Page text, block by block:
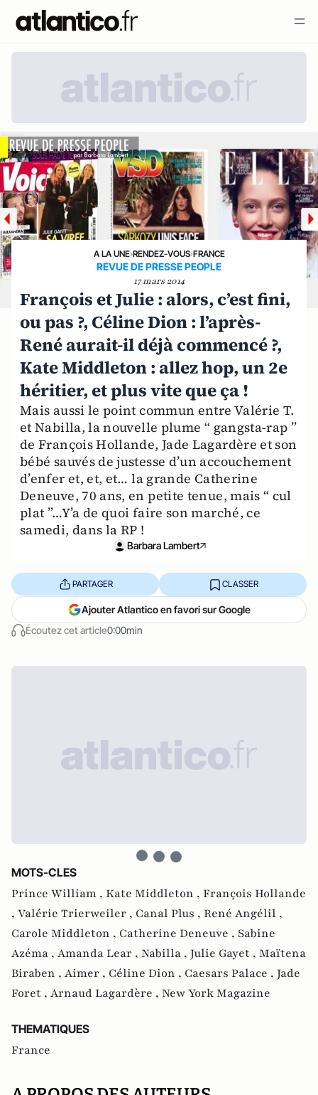
A LA UNE›RENDEZ-VOUS›FRANCE
REVUE DE PRESSE PEOPLE
17 mars 2014
François et Julie : alors, c’est fini,
ou pas ?, Céline Dion : l’après-
René aurait-il déjà commencé ?,
Kate Middleton : allez hop, un 2e
héritier, et plus vite que ça !
Mais aussi le point commun entre Valérie T.
et Nabilla, la nouvelle plume “ gangsta-rap ”
de François Hollande, Jade Lagardère et son
bébé sauvés de justesse d’un accouchement
d’enfer et, et, et… la grande Catherine
Deneuve, 70 ans, en petite tenue, mais “ cul
plat ”…Y’a de quoi faire son marché, ce
samedi, dans la RP !
Barbara Lambert
Écoutez cet article0:00min
PARTAGER CLASSER
Ajouter Atlantico en favori sur Google
MOTS-CLES
Prince William , Kate Middleton , François Hollande
, Valérie Trierweiler , Canal Plus , René Angélil ,
Carole Middleton , Catherine Deneuve , Sabine
Azéma , Amanda Lear , Nabilla , Julie Gayet , Maïtena
Biraben , Aimer , Céline Dion , Caesars Palace , Jade
Foret , Arnaud Lagardère , New York Magazine
THEMATIQUES
France